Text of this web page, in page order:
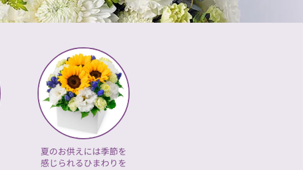
夏のお供えには季節を
感じられるひまわりを